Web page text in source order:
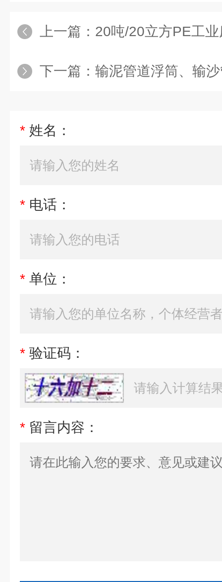
上一篇： 20吨/20立方PE工业
下一篇： 输泥管道浮筒、输
* 姓名：
* 电话：
* 单位：
* 验证码：
* 留言内容：